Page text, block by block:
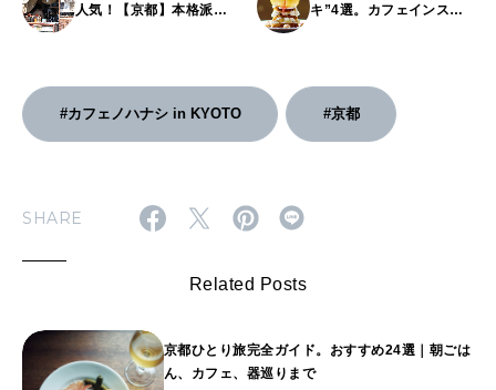
人気！【京都】本格派
キ”4選。カフェインスタ
#カフェノハナシ in KYOTO #京都
SHARE
Related Posts
京都ひとり旅完全ガイド。おすすめ24選｜朝ごは
ん、カフェ、器巡りまで